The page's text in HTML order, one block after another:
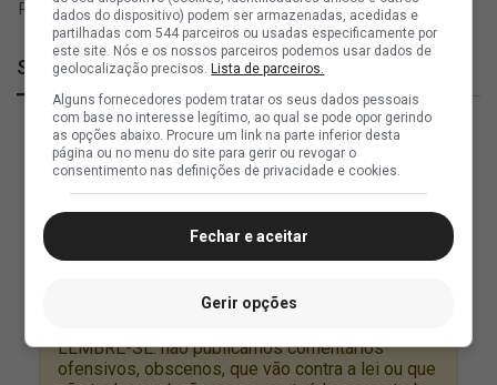
SuperVasco
dados do dispositivo) podem ser armazenadas, acedidas e
partilhadas com 544 parceiros ou usadas especificamente por
este site. Nós e os nossos parceiros podemos usar dados de
geolocalização precisos.Lista de parceiros.
Alguns fornecedores podem tratar os seus dados pessoais
com base no interesse legítimo, ao qual se pode opor gerindo
as opções abaixo. Procure um link na parte inferior desta
página ou no menu do site para gerir ou revogar o
consentimento nas definições de privacidade e cookies.
Fechar e aceitar
Gerir opções